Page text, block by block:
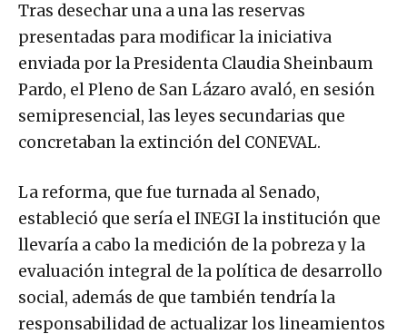
Tras desechar una a una las reservas
presentadas para modificar la iniciativa
enviada por la Presidenta Claudia Sheinbaum
Pardo, el Pleno de San Lázaro avaló, en sesión
semipresencial, las leyes secundarias que
concretaban la extinción del CONEVAL.
La reforma, que fue turnada al Senado,
estableció que sería el INEGI la institución que
llevaría a cabo la medición de la pobreza y la
evaluación integral de la política de desarrollo
social, además de que también tendría la
responsabilidad de actualizar los lineamientos